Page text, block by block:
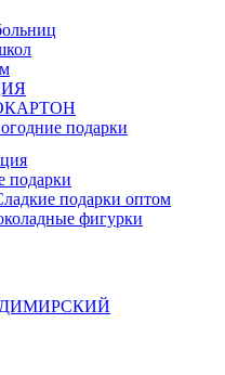
подарки
подарки
подарки оптом
фигурки